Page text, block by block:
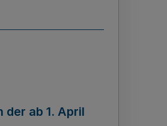
ab 1. April